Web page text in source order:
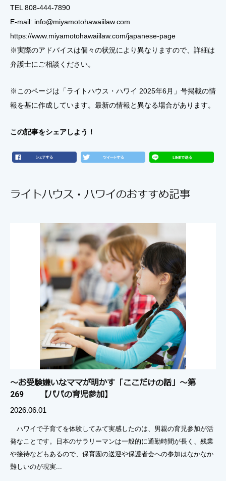
TEL 808-444-7890
E-mail: info@miyamotohawaiilaw.com
https://www.miyamotohawaiilaw.com/japanese-page
※実際のアドバイスは個々の状況により異なりますので、詳細は
弁護士にご相談ください。
※このページは「ライトハウス・ハワイ 2025年6月」号掲載の情
報を基に作成しています。最新の情報と異なる場合があります。
この記事をシェアしよう！
ライトハウス・ハワイのおすすめ記事
～お受験嫌いなママが明かす「ここだけの話」～第
269 【パパの育児参加】
2026.06.01
ハワイで子育てを体験してみて実感したのは、男親の育児参加が活
発なことです。日本のサラリーマンは一般的に通勤時間が長く、残業
や接待などもあるので、保育園の送迎や保護者会への参加はなかなか
難しいのが現実...